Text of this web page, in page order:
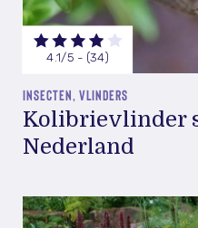
4.1/5 - (34)
INSECTEN, VLINDERS
Kolibrievlinder
Nederland